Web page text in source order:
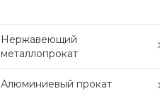
Нержавеющий
металлопрокат
Алюминиевый прокат